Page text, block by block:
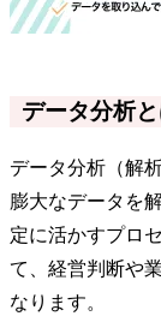
データ分析
データ分析（解
膨大なデータを
定に活かすプロ
て、経営判断や
なります。